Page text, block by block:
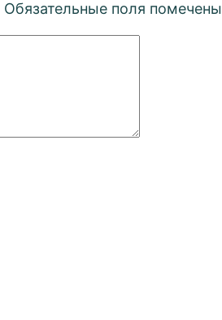
Обязательные поля помечены